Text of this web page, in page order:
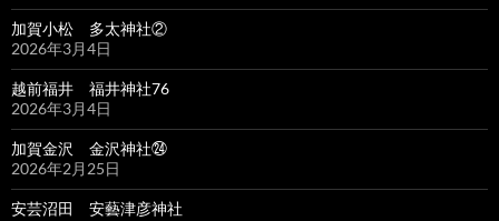
加賀小松 多太神社②
2026年3月4日
越前福井 福井神社76
2026年3月4日
加賀金沢 金沢神社㉔
2026年2月25日
安芸沼田 安藝津彦神社